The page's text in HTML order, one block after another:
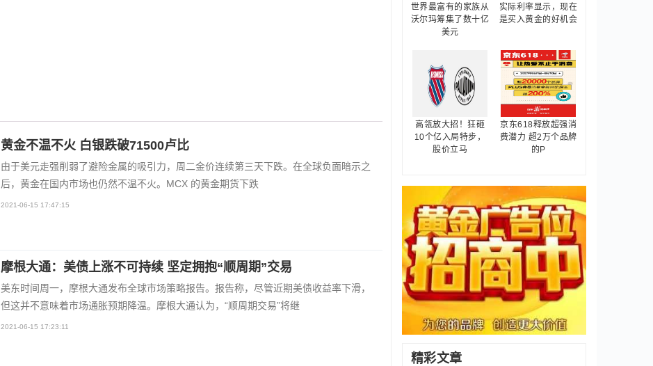
黄金不温不火 白银跌破71500卢比
由于美元走强削弱了避险金属的吸引力，周二金价连续第三天下跌。在全球负面暗示之
后，黄金在国内市场也仍然不温不火。MCX 的黄金期货下跌
2021-06-15 17:47:15
摩根大通：美债上涨不可持续 坚定拥抱“顺周期”交易
美东时间周一，摩根大通发布全球市场策略报告。报告称，尽管近期美债收益率下滑，
但这并不意味着市场通胀预期降温。摩根大通认为，“顺周期交易”将继
2021-06-15 17:23:11
世界最富有的家族从
沃尔玛筹集了数十亿
美元
实际利率显示，现在
是买入黄金的好机会
高瓴放大招！狂砸
10个亿入局特步，
股价立马
京东618释放超强消
费潜力 超2万个品牌
的P
精彩文章